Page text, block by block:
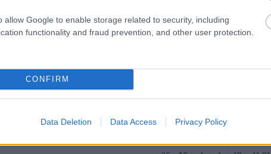
allow Google to enable storage related to security, including
functionality and fraud prevention, and other user protection.
CONFIRM
Data Deletion Data Access Privacy Policy
26 38 12 2 44-45
26 20 5 5 16 39-58
26 19 4